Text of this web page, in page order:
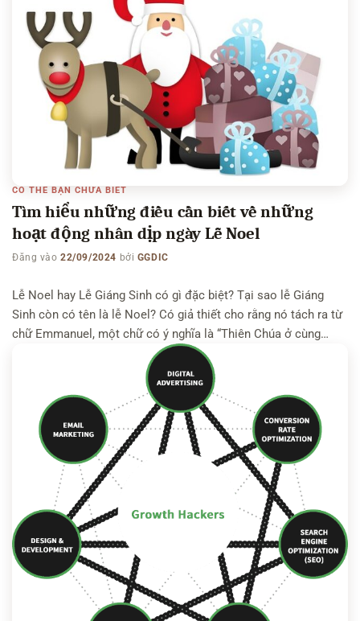
CÓ THỂ BẠN CHƯA BIẾT
Tìm hiểu những điều cần biết về những
hoạt động nhân dịp ngày Lễ Noel
Đăng vào22/09/2024 bởi GGDIC
Lễ Noel hay Lễ Giáng Sinh có gì đặc biệt? Tại sao lễ Giáng
Sinh còn có tên là lễ Noel? Có giả thiết cho rằng nó tách ra từ
chữ Emmanuel, một chữ có ý nghĩa là “Thiên Chúa ở cùng
chúng ta”. Có thể bạn quan tâm: Những hoạt động mừng Lễ